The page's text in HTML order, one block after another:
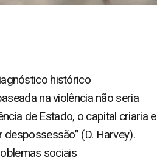
histórico
na violência não seria
de Estado, o capital criaria e
(D. Harvey).
sociais